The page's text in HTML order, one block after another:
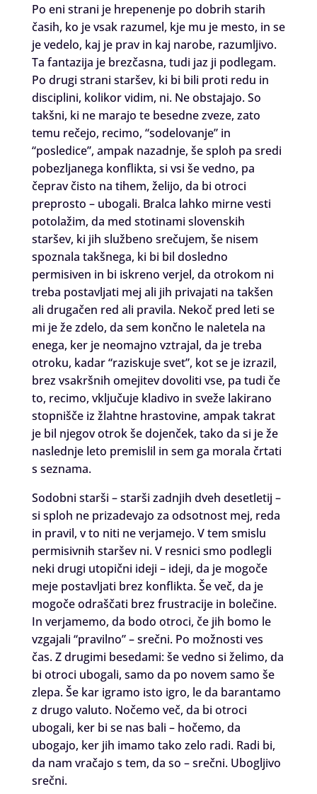
Po eni strani je hrepenenje po dobrih starih
časih, ko je vsak razumel, kje mu je mesto, in se
je vedelo, kaj je prav in kaj narobe, razumljivo.
Ta fantazija je brezčasna, tudi jaz ji podlegam.
Po drugi strani staršev, ki bi bili proti redu in
disciplini, kolikor vidim, ni. Ne obstajajo. So
takšni, ki ne marajo te besedne zveze, zato
temu rečejo, recimo, “sodelovanje” in
“posledice”, ampak nazadnje, še sploh pa sredi
pobezljanega konflikta, si vsi še vedno, pa
čeprav čisto na tihem, želijo, da bi otroci
preprosto – ubogali. Bralca lahko mirne vesti
potolažim, da med stotinami slovenskih
staršev, ki jih službeno srečujem, še nisem
spoznala takšnega, ki bi bil dosledno
permisiven in bi iskreno verjel, da otrokom ni
treba postavljati mej ali jih privajati na takšen
ali drugačen red ali pravila. Nekoč pred leti se
mi je že zdelo, da sem končno le naletela na
enega, ker je neomajno vztrajal, da je treba
otroku, kadar “raziskuje svet”, kot se je izrazil,
brez vsakršnih omejitev dovoliti vse, pa tudi če
to, recimo, vključuje kladivo in sveže lakirano
stopnišče iz žlahtne hrastovine, ampak takrat
je bil njegov otrok še dojenček, tako da si je že
naslednje leto premislil in sem ga morala črtati
s seznama.
Sodobni starši – starši zadnjih dveh desetletij –
si sploh ne prizadevajo za odsotnost mej, reda
in pravil, v to niti ne verjamejo. V tem smislu
permisivnih staršev ni. V resnici smo podlegli
neki drugi utopični ideji – ideji, da je mogoče
meje postavljati brez konflikta. Še več, da je
mogoče odraščati brez frustracije in bolečine.
In verjamemo, da bodo otroci, če jih bomo le
vzgajali “pravilno” – srečni. Po možnosti ves
čas. Z drugimi besedami: še vedno si želimo, da
bi otroci ubogali, samo da po novem samo še
zlepa. Še kar igramo isto igro, le da barantamo
z drugo valuto. Nočemo več, da bi otroci
ubogali, ker bi se nas bali – hočemo, da
ubogajo, ker jih imamo tako zelo radi. Radi bi,
da nam vračajo s tem, da so – srečni. Ubogljivo
srečni.